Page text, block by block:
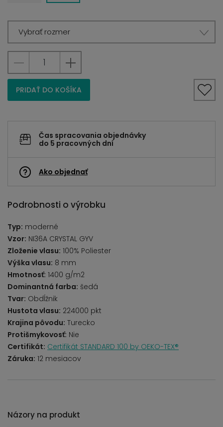
Vybrať rozmer
PRIDAŤ DO KOŠÍKA
Čas spracovania objednávky
do 5 pracovných dní
Ako objednať
Podrobnosti o výrobku
Typ: moderné
Vzor: NI36A CRYSTAL GYV
Zloženie vlasu: 100% Poliester
Výška vlasu: 8 mm
Hmotnosť: 1400 g/m2
Dominantná farba: šedá
Tvar: Obdĺžnik
Hustota vlasu: 224000 pkt
Krajina pôvodu: Turecko
Protišmykovosť: Nie
Certifikát: Certifikát STANDARD 100 by OEKO-TEX®
Záruka: 12 mesiacov
Názory na produkt